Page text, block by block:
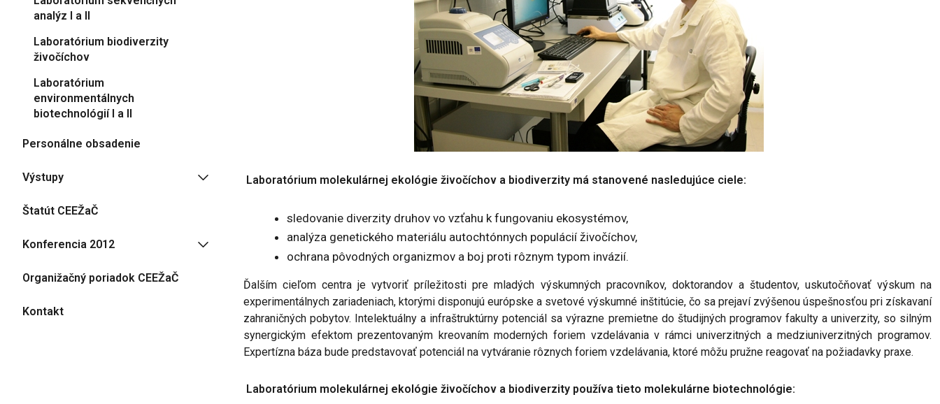
Laboratórium molekulárnej ekológie živočíchov a biodiverzity má stanovené nasledujúce ciele:
sledovanie diverzity druhov vo vzťahu k fungovaniu ekosystémov,
analýza genetického materiálu autochtónnych populácií živočíchov,
ochrana pôvodných organizmov a boj proti rôznym typom invázií.
Ďalším cieľom centra je vytvoriť príležitosti pre mladých výskumných pracovníkov, doktorandov a študentov, uskutočňovať výskum na
experimentálnych zariadeniach, ktorými disponujú európske a svetové výskumné inštitúcie, čo sa prejaví zvýšenou úspešnosťou pri získavaní
zahraničných pobytov. Intelektuálny a infraštruktúrny potenciál sa výrazne premietne do študijných programov fakulty a univerzity, so silným
synergickým efektom prezentovaným kreovaním moderných foriem vzdelávania v rámci univerzitných a medziuniverzitných programov.
Expertízna báza bude predstavovať potenciál na vytváranie rôznych foriem vzdelávania, ktoré môžu pružne reagovať na požiadavky praxe.
Laboratórium molekulárnej ekológie živočíchov a biodiverzity používa tieto molekulárne biotechnológie:
analýz I a II
Laboratórium biodiverzity
živočíchov
Laboratórium
environmentálnych
biotechnológií I a II
Personálne obsadenie
Výstupy
Štatút CEEŽaČ
Konferencia 2012
Organižačný poriadok CEEŽaČ
Kontakt